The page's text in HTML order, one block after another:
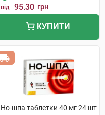
від 95.30 грн
КУПИТИ
Но-шпа таблетки 40 мг 24 шт